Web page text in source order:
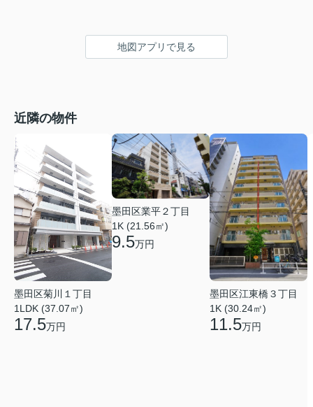
地図アプリで見る
近隣の物件
墨田区菊川１丁目
1LDK (37.07㎡)
17.5万円
墨田区業平２丁目
1K (21.56㎡)
9.5万円
墨田区江東橋３丁目
1K (30.24㎡)
11.5万円